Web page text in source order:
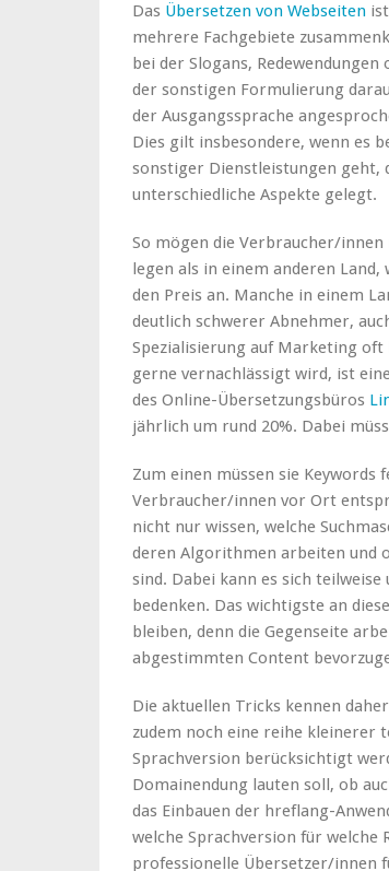
Das Übersetzen von Webseiten
mehrere Fachgebiete
bei der Slogans,
der sonstigen Formulierung
der Ausgangssprache
Dies gilt insbesondere, wenn es
sonstiger Dienstleistungen geht,
unterschiedliche Aspekte gelegt.
So mögen die Verbraucher/
legen als in einem anderen
den Preis an. Manche in einem
deutlich schwerer Abnehmer,
Spezialisierung auf Marketing oft
gerne vernachlässigt wird, ist
des Online-Übersetzungsbüros
jährlich um rund 20%. Dabei
Zum einen müssen sie
Verbraucher/innen vor Ort
nicht nur wissen, welche
deren Algorithmen arbeiten und
sind. Dabei kann es sich
bedenken. Das wichtigste an
bleiben, denn die Gegenseite
abgestimmten Content
Die aktuellen Tricks kennen
zudem noch eine reihe kleinerer
Sprachversion berücksichtigt
Domainendung lauten soll, ob
das Einbauen der hreflang-
welche Sprachversion für welche
professionelle Übersetzer/innen